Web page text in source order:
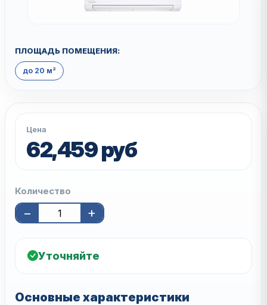
ПЛОЩАДЬ ПОМЕЩЕНИЯ:
до 20 м²
Цена
62,459 руб
Количество
− +
Уточняйте
Основные характеристики